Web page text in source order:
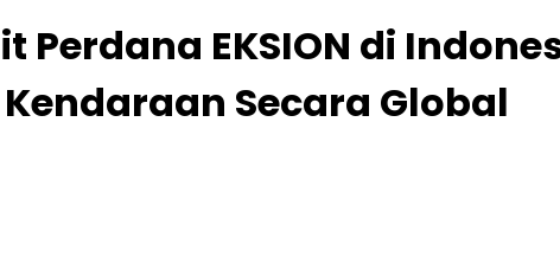
Perdana EKSION di
Secara Global